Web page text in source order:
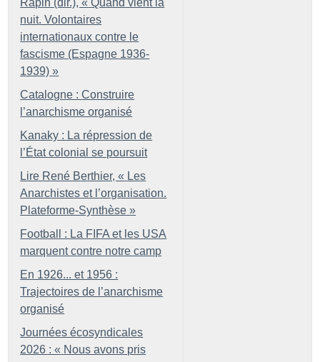
Rapin (dir.), « Quand vient la
nuit. Volontaires
internationaux contre le
fascisme (Espagne 1936-
1939) »
Catalogne : Construire
l’anarchisme organisé
Kanaky : La répression de
l’État colonial se poursuit
Lire René Berthier, « Les
Anarchistes et l’organisation.
Plateforme-Synthèse »
Football : La FIFA et les USA
marquent contre notre camp
En 1926... et 1956 :
Trajectoires de l’anarchisme
organisé
Journées écosyndicales
2026 : « Nous avons pris